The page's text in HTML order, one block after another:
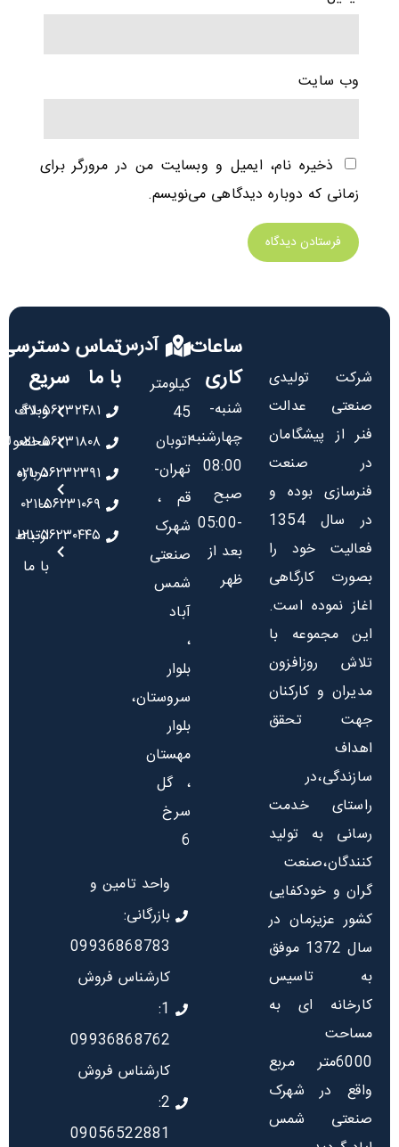
وب‌ سایت
ذخیره نام، ایمیل و وبسایت من در مرورگر برای
زمانی که دوباره دیدگاهی می‌نویسم.
شرکت تولیدی
صنعتی عدالت
فنر از پیشگامان
در صنعت
فنرسازی بوده و
در سال 1354
فعالیت خود را
بصورت کارگاهی
اغاز نموده است.
این مجموعه با
تلاش روزافزون
مدیران و کارکنان
جهت تحقق
اهداف
سازندگی،در
راستای خدمت
رسانی به تولید
کنندگان،صنعت
گران و خودکفایی
کشور عزیزمان در
سال 1372 موفق
به تاسیس
کارخانه ای به
مساحت
6000متر مربع
واقع در شهرک
صنعتی شمس
ساعات
کاری
شنبه-
چهارشنبه
08:00
صبح
-05:00
بعد از
ظهر
آدرس
کیلومتر
45
اتوبان
تهران-
قم ،
شهرک
صنعتی
شمس
آباد
،
بلوار
سروستان،
بلوار
مهستان
، گل
سرخ
6
واحد تامین و
بازرگانی:
09936868783
کارشناس فروش
1:
09936868762
کارشناس فروش
2:
09056522881
تماس
با ما
۰۲۱-۵۶۲۳۲۴۸۱
۰۲۱-۵۶۲۳۱۸۰۸
۰۲۱-۵۶۲۳۲۳۹۱
۰۲۱-۵۶۲۳۱۰۶۹
۰۲۱-۵۶۲۳۰۴۴۵
دسترسی
سریع
وبلاگ
درباره
ما
ارتباط
با ما